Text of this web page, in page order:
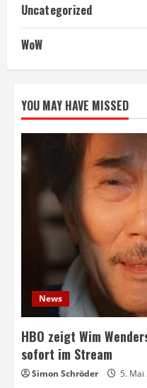
Uncategorized
WoW
YOU MAY HAVE MISSED
News
HBO zeigt Wim
sofort im Stream
Simon Schröder 5. Mai